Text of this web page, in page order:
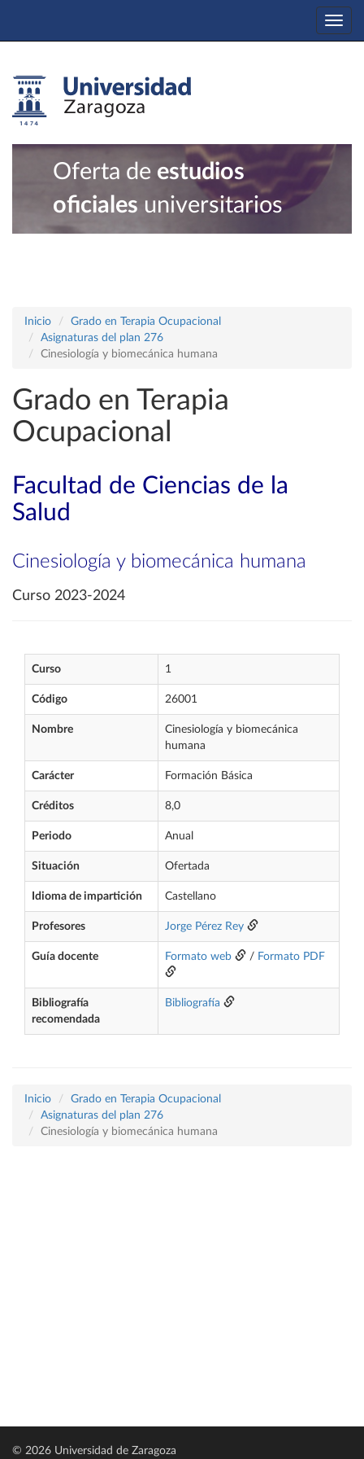
Oferta de estudios
oficiales universitarios
Inicio
Grado en Terapia Ocupacional
Asignaturas del plan 276
Cinesiología y biomecánica humana
Grado en Terapia
Ocupacional
Facultad de Ciencias de la
Salud
Cinesiología y biomecánica humana
Curso 2023-2024
Curso 1
Código 26001
Nombre
Cinesiología y biomecánica
humana
Carácter Formación Básica
Créditos 8,0
Periodo Anual
Situación Ofertada
Idioma de impartición Castellano
Profesores Jorge Pérez Rey
Guía docente Formato web / Formato PDF
Bibliografía
recomendada
Bibliografía
Inicio
Grado en Terapia Ocupacional
Asignaturas del plan 276
Cinesiología y biomecánica humana
© 2026 Universidad de Zaragoza